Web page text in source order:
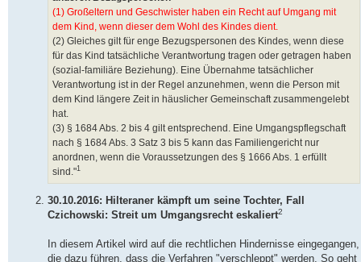
(1) Großeltern und Geschwister haben ein Recht auf Umgang mit
dem Kind, wenn dieser dem Wohl des Kindes dient.
(2) Gleiches gilt für enge Bezugspersonen des Kindes, wenn diese
für das Kind tatsächliche Verantwortung tragen oder getragen haben
(sozial-familiäre Beziehung). Eine Übernahme tatsächlicher
Verantwortung ist in der Regel anzunehmen, wenn die Person mit
dem Kind längere Zeit in häuslicher Gemeinschaft zusammengelebt
hat.
(3) § 1684 Abs. 2 bis 4 gilt entsprechend. Eine Umgangspflegschaft
nach § 1684 Abs. 3 Satz 3 bis 5 kann das Familiengericht nur
anordnen, wenn die Voraussetzungen des § 1666 Abs. 1 erfüllt
sind."1
30.10.2016: Hilteraner kämpft um seine Tochter, Fall
Czichowski: Streit um Umgangsrecht eskaliert2
In diesem Artikel wird auf die rechtlichen Hindernisse eingegangen,
die dazu führen, dass die Verfahren "verschleppt" werden. So geht